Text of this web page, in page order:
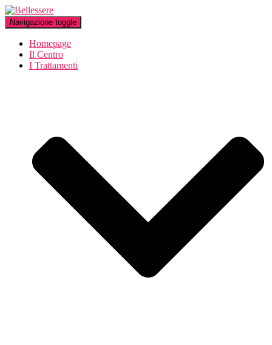
Navigazione toggle
Homepage
Il Centro
I Trattamenti